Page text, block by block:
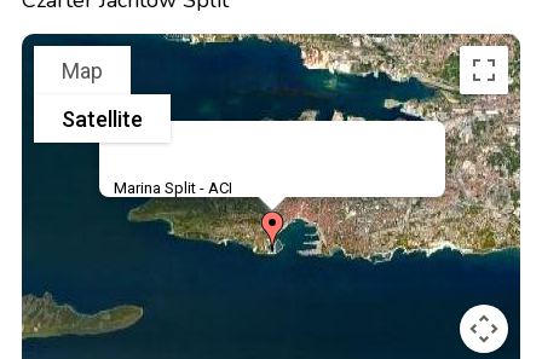
Marina Split - ACI
Map
Satellite